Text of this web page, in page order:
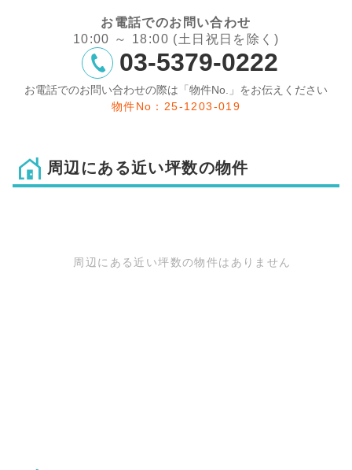
お電話でのお問い合わせ
10:00 ～ 18:00 (土日祝日を除く)
03-5379-0222
お電話でのお問い合わせの際は「物件No.」をお伝えください
物件No：25-1203-019
周辺にある近い坪数の物件
周辺にある近い坪数の物件はありません